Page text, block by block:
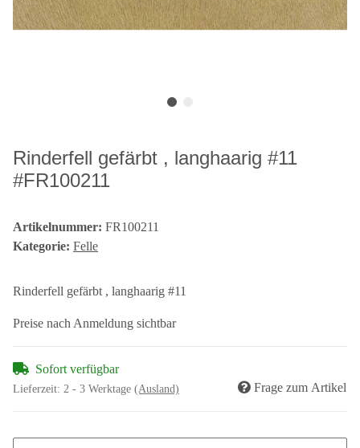
Rinderfell gefärbt , langhaarig #11
#FR100211
Artikelnummer: FR100211
Kategorie: Felle
Rinderfell gefärbt , langhaarig #11
Preise nach Anmeldung sichtbar
Sofort verfügbar
Lieferzeit: 2 - 3 Werktage (Ausland) Frage zum Artikel